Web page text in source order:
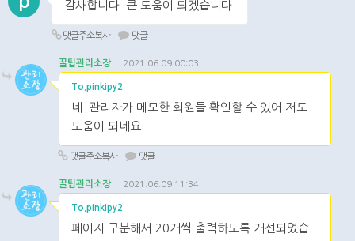
감사합니다. 큰 도움이 되겠습니다.
댓글주소복사 댓글
꿀팁관리소장 2021.06.09 00:03
To.pinkipy2
네. 관리자가 메모한 회원들 확인할 수 있어 저도
도움이 되네요.
댓글주소복사 댓글
꿀팁관리소장 2021.06.09 11:34
To.pinkipy2
페이지 구분해서 20개씩 출력하도록 개선되었습